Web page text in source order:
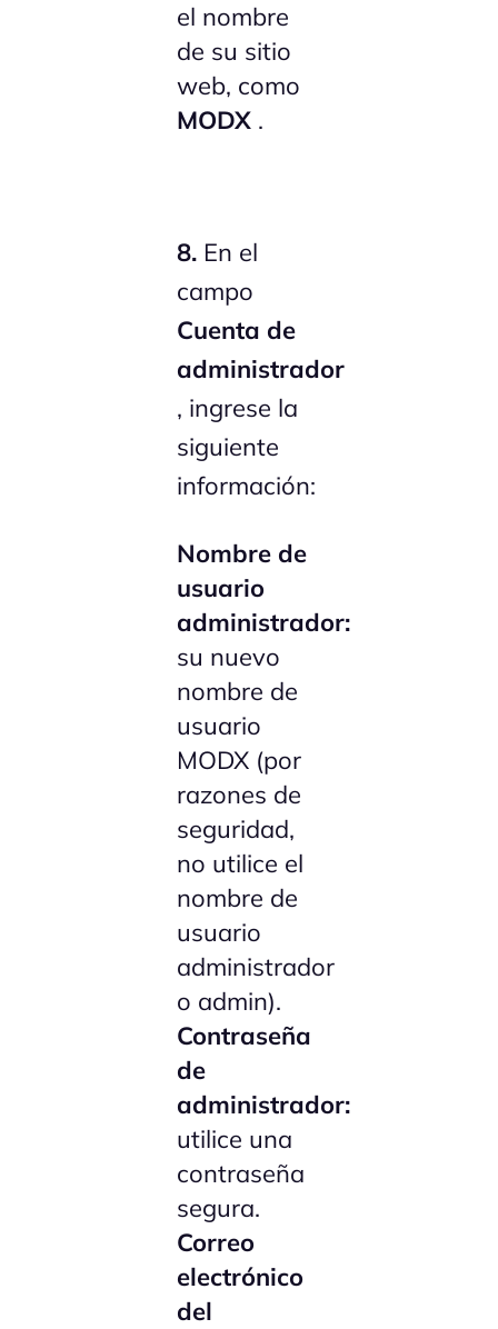
el nombre
de su sitio
web, como
MODX .
8. En el
campo
Cuenta de
administrador
, ingrese la
siguiente
información:
Nombre de
usuario
administrador:
su nuevo
nombre de
usuario
MODX (por
razones de
seguridad,
no utilice el
nombre de
usuario
administrador
o admin).
Contraseña
de
administrador:
utilice una
contraseña
segura.
Correo
electrónico
del